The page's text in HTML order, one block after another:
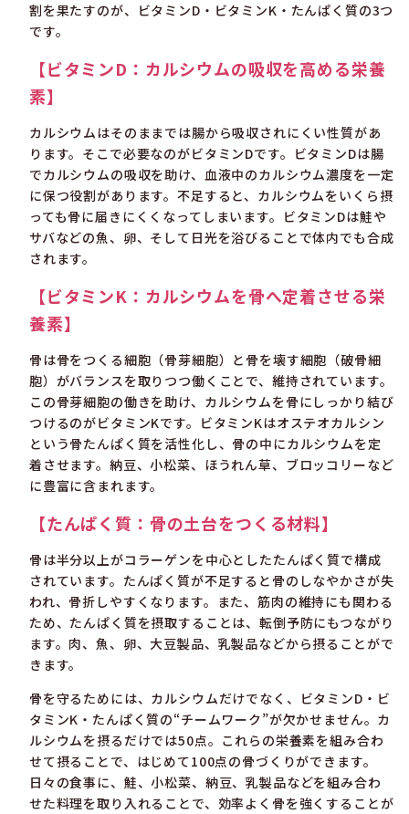
割を果たすのが、ビタミンD・ビタミンK・たんぱく質の3つ
です。
【ビタミンD：カルシウムの吸収を高める栄養
素】
カルシウムはそのままでは腸から吸収されにくい性質があ
ります。そこで必要なのがビタミンDです。ビタミンDは腸
でカルシウムの吸収を助け、血液中のカルシウム濃度を一定
に保つ役割があります。不足すると、カルシウムをいくら摂
っても骨に届きにくくなってしまいます。ビタミンDは鮭や
サバなどの魚、卵、そして日光を浴びることで体内でも合成
されます。
【ビタミンK：カルシウムを骨へ定着させる栄
養素】
骨は骨をつくる細胞（骨芽細胞）と骨を壊す細胞（破骨細
胞）がバランスを取りつつ働くことで、維持されています。
この骨芽細胞の働きを助け、カルシウムを骨にしっかり結び
つけるのがビタミンKです。ビタミンKはオステオカルシン
という骨たんぱく質を活性化し、骨の中にカルシウムを定
着させます。納豆、小松菜、ほうれん草、ブロッコリーなど
に豊富に含まれます。
【たんぱく質：骨の土台をつくる材料】
骨は半分以上がコラーゲンを中心としたたんぱく質で構成
されています。たんぱく質が不足すると骨のしなやかさが失
われ、骨折しやすくなります。また、筋肉の維持にも関わる
ため、たんぱく質を摂取することは、転倒予防にもつながり
ます。肉、魚、卵、大豆製品、乳製品などから摂ることがで
きます。
骨を守るためには、カルシウムだけでなく、ビタミンD・ビ
タミンK・たんぱく質の“チームワーク”が欠かせません。カ
ルシウムを摂るだけでは50点。これらの栄養素を組み合わ
せて摂ることで、はじめて100点の骨づくりができます。
日々の食事に、鮭、小松菜、納豆、乳製品などを組み合わ
せた料理を取り入れることで、効率よく骨を強くすることが